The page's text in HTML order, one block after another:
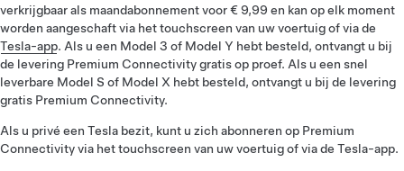
verkrijgbaar als maandabonnement voor € 9,99 en kan op elk moment
worden aangeschaft via het touchscreen van uw voertuig of via de
Tesla-app. Als u een Model 3 of Model Y hebt besteld, ontvangt u bij
de levering Premium Connectivity gratis op proef. Als u een snel
leverbare Model S of Model X hebt besteld, ontvangt u bij de levering
gratis Premium Connectivity.
Als u privé een Tesla bezit, kunt u zich abonneren op Premium
Connectivity via het touchscreen van uw voertuig of via de Tesla-app.